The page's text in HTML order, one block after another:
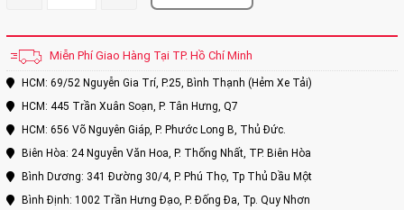
Miễn Phí Giao Hàng Tại TP. Hồ Chí Minh
HCM: 69/52 Nguyễn Gia Trí, P.25, Bình Thạnh (Hẻm Xe Tải)
HCM: 445 Trần Xuân Soạn, P. Tân Hưng, Q7
HCM: 656 Võ Nguyên Giáp, P. Phước Long B, Thủ Đức.
Biên Hòa: 24 Nguyễn Văn Hoa, P. Thống Nhất, TP. Biên Hòa
Bình Dương: 341 Đường 30/4, P. Phú Thọ, Tp Thủ Dầu Một
Bình Định: 1002 Trần Hưng Đạo, P. Đống Đa, Tp. Quy Nhơn